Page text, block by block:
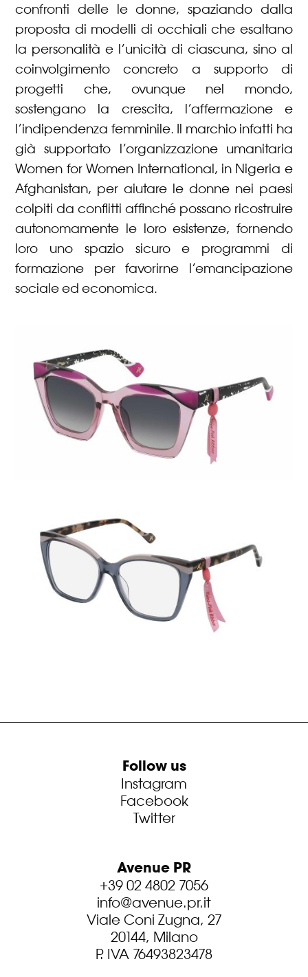
confronti delle le donne, spaziando dalla
proposta di modelli di occhiali che esaltano
la personalità e l’unicità di ciascuna, sino al
coinvolgimento concreto a supporto di
progetti che, ovunque nel mondo,
sostengano la crescita, l’affermazione e
l’indipendenza femminile. Il marchio infatti ha
già supportato l’organizzazione umanitaria
Women for Women International, in Nigeria e
Afghanistan, per aiutare le donne nei paesi
colpiti da conflitti affinché possano ricostruire
autonomamente le loro esistenze, fornendo
loro uno spazio sicuro e programmi di
formazione per favorirne l’emancipazione
sociale ed economica.
Follow us
Instagram
Facebook
Twitter
Avenue PR
+39 02 4802 7056
info@avenue.pr.it
Viale Coni Zugna, 27
20144, Milano
P. IVA 76493823478